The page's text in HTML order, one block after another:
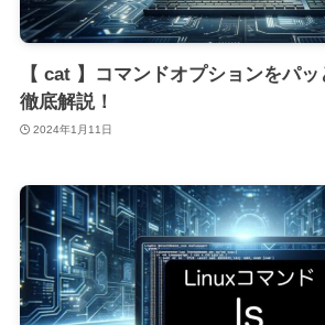
【 cat 】コマンドオプションをパ
徹底解説！
2024年1月11日